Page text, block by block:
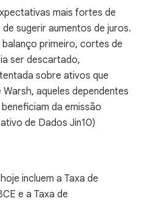
mais fortes de
sugerir aumentos de juros.
primeiro, cortes de
ser descartado,
sobre ativos que
aqueles dependentes
da emissão
de Dados Jin10)
incluem a Taxa de
e a Taxa de